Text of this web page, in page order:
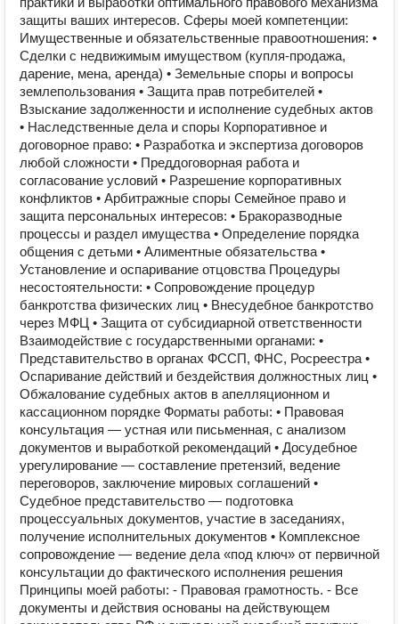
защиты ваших интересов. Сферы моей компетенции:
Имущественные и обязательственные правоотношения: •
Сделки с недвижимым имуществом (купля-продажа,
дарение, мена, аренда) • Земельные споры и вопросы
землепользования • Защита прав потребителей •
Взыскание задолженности и исполнение судебных актов
• Наследственные дела и споры Корпоративное и
договорное право: • Разработка и экспертиза договоров
любой сложности • Преддоговорная работа и
согласование условий • Разрешение корпоративных
конфликтов • Арбитражные споры Семейное право и
защита персональных интересов: • Бракоразводные
процессы и раздел имущества • Определение порядка
общения с детьми • Алиментные обязательства •
Установление и оспаривание отцовства Процедуры
несостоятельности: • Сопровождение процедур
банкротства физических лиц • Внесудебное банкротство
через МФЦ • Защита от субсидиарной ответственности
Взаимодействие с государственными органами: •
Представительство в органах ФССП, ФНС, Росреестра •
Оспаривание действий и бездействия должностных лиц •
Обжалование судебных актов в апелляционном и
кассационном порядке Форматы работы: • Правовая
консультация — устная или письменная, с анализом
документов и выработкой рекомендаций • Досудебное
урегулирование — составление претензий, ведение
переговоров, заключение мировых соглашений •
Судебное представительство — подготовка
процессуальных документов, участие в заседаниях,
получение исполнительных документов • Комплексное
сопровождение — ведение дела «под ключ» от первичной
консультации до фактического исполнения решения
Принципы моей работы: - Правовая грамотность. - Все
документы и действия основаны на действующем